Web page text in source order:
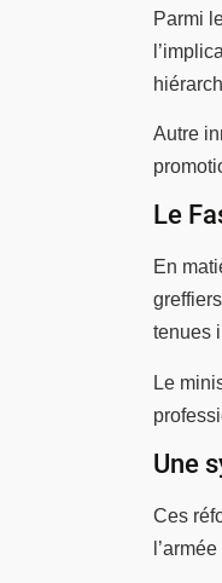
Parmi
Autre
Le
En
tenues
Le
Une
Ces